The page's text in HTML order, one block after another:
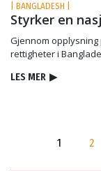
| BANGLADESH |
Styrker en
Gjennom
rettigheter i
LES MER ▶
1 2